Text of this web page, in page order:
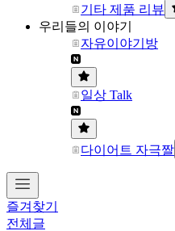
기타 제품 리뷰
우리들의 이야기
자유이야기방
일상 Talk
다이어트 자극짤
즐겨찾기
전체글